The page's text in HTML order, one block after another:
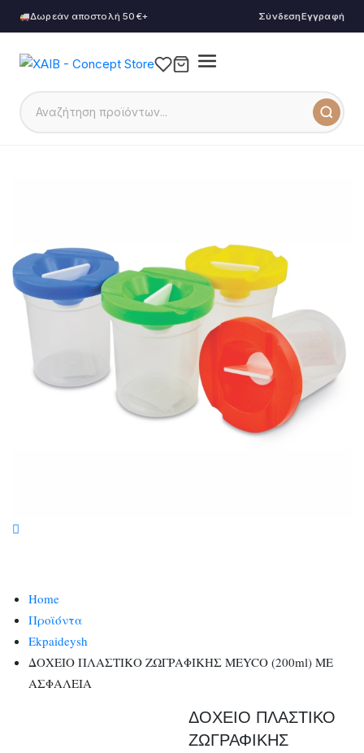
Δωρεάν αποστολή 50€+ ΣύνδεσηΕγγραφή
Home
Προϊόντα
Ekpaideysh
ΔΟΧΕΙΟ ΠΛΑΣΤΙΚΟ ΖΩΓΡΑΦΙΚΗΣ MEYCO (200ml) ΜΕ
ΑΣΦΑΛΕΙΑ
ΔΟΧΕΙΟ ΠΛΑΣΤΙΚΟ
ΖΩΓΡΑΦΙΚΗΣ